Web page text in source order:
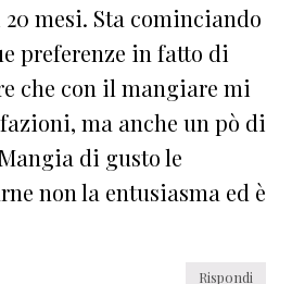
mesi. Sta cominciando
preferenze in fatto di
che con il mangiare mi
ma anche un pò di
di gusto le
non la entusiasma ed è
Rispondi